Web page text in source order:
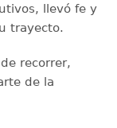
llevó fe y
trayecto.
recorrer,
de la